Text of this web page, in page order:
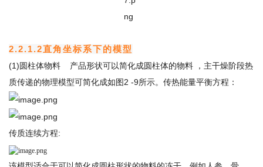
2.2.1.2直角坐标系下的模型
(1)圆柱体物料 产品形状可以简化成圆柱体的物料 ，主干燥阶段热
质传递的物理模型可简化成如图2 -9所示。传热能量平衡方程：
传质连续方程: